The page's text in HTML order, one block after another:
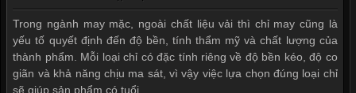
Trong ngành may mặc, ngoài chất liệu vải thì chỉ may cũng là
yếu tố quyết định đến độ bền, tính thẩm mỹ và chất lượng của
thành phẩm. Mỗi loại chỉ có đặc tính riêng về độ bền kéo, độ co
giãn và khả năng chịu ma sát, vì vậy việc lựa chọn đúng loại chỉ
sẽ giúp sản phẩm có tuổi